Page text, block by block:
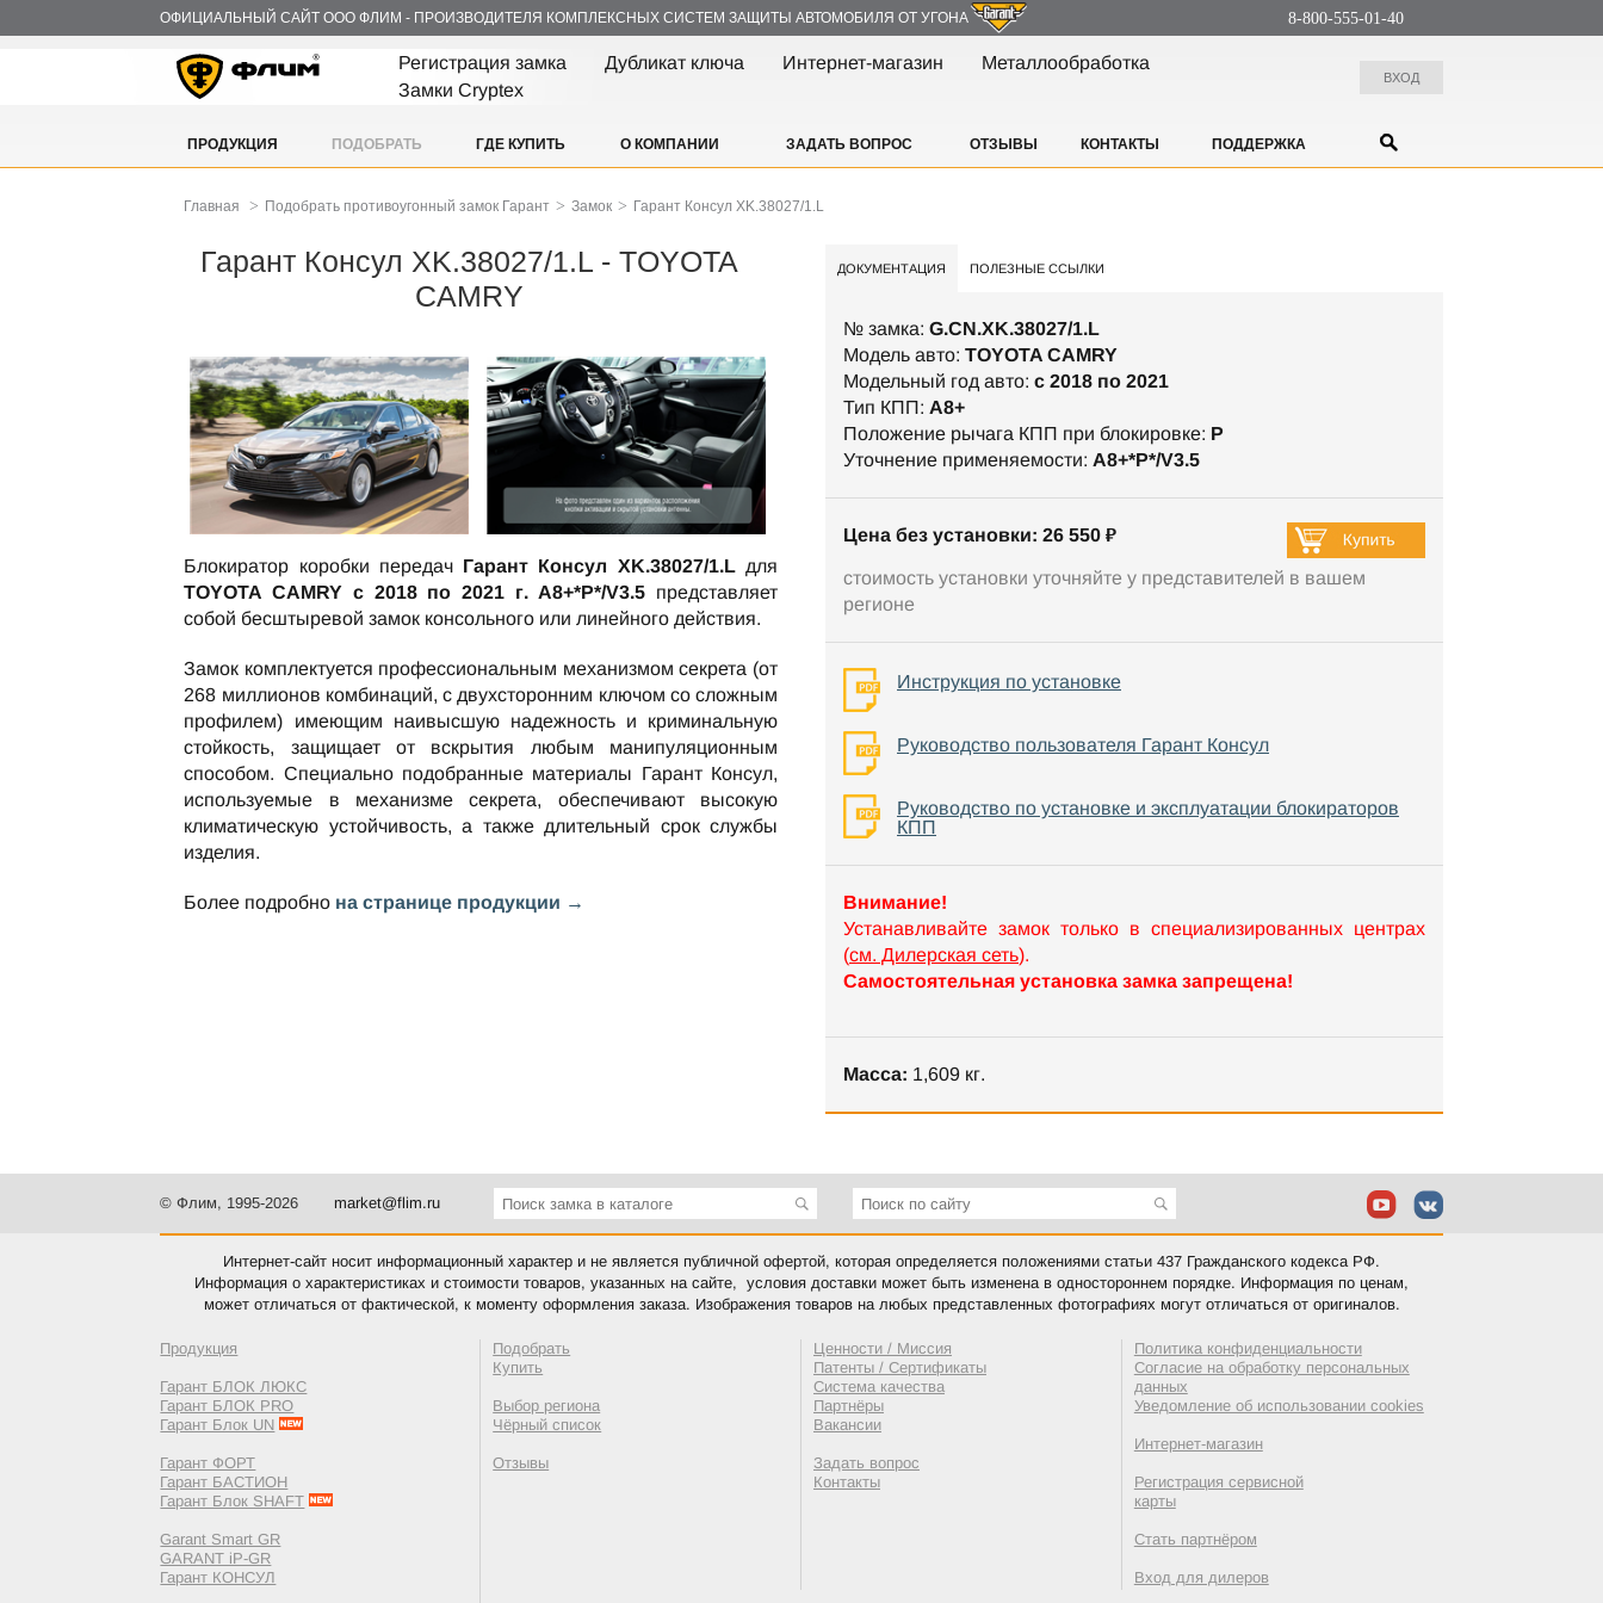
ОФИЦИАЛЬНЫЙ САЙТ ООО ФЛИМ - ПРОИЗВОДИТЕЛЯ КОМПЛЕКСНЫХ СИСТЕМ ЗАЩИТЫ АВТОМОБИЛЯ ОТ УГОНА 8-800-555-01-40
Регистрация замка Дубликат ключа Интернет-магазин
Металлообработка
Замки Cryptex
ВХОД
ПРОДУКЦИЯ ПОДОБРАТЬ ГДЕ КУПИТЬ О КОМПАНИИ ЗАДАТЬ ВОПРОС ОТЗЫВЫ КОНТАКТЫ ПОДДЕРЖКА
Главная > Подобрать противоугонный замок Гарант > Замок > Гарант Консул XK.38027/1.L
Гарант Консул XK.38027/1.L - TOYOTA
CAMRY
Блокиратор коробки передач Гарант Консул XK.38027/1.Lдля
TOYOTA CAMRY c 2018 по 2021 г. A8+*P*/V3.5 представляет
собой бесштыревой замок консольного или линейного действия.
Замок комплектуется профессиональным механизмом секрета (от
268 миллионов комбинаций, с двухсторонним ключом со сложным
профилем) имеющим наивысшую надежность и криминальную
стойкость, защищает от вскрытия любым манипуляционным
способом. Специально подобранные материалы Гарант Консул,
используемые в механизме секрета, обеспечивают высокую
климатическую устойчивость, а также длительный срок службы
изделия.
Более подробно на странице продукции →
ДОКУМЕНТАЦИЯ ПОЛЕЗНЫЕ ССЫЛКИ
№ замка: G.CN.XK.38027/1.L
Модель авто: TOYOTA CAMRY
Модельный год авто: c 2018 по 2021
Тип КПП: A8+
Положение рычага КПП при блокировке: P
Уточнение применяемости: A8+*P*/V3.5
Цена без установки: 26 550 ₽
стоимость установки уточняйте у представителей в вашем
регионе
Инструкция по установке
Руководство пользователя Гарант Консул
Руководство по установке и эксплуатации блокираторов
КПП
Внимание!
Устанавливайте замок только в специализированных центрах
(см. Дилерская сеть).
Самостоятельная установка замка запрещена!
Масса: 1,609 кг.
© Флим, 1995-2026 market@flim.ru
Интернет-сайт носит информационный характер и не является публичной офертой, которая определяется положениями статьи 437 Гражданского кодекса РФ.
Информация о характеристиках и стоимости товаров, указанных на сайте, условия доставки может быть изменена в одностороннем порядке. Информация по ценам,
может отличаться от фактической, к моменту оформления заказа. Изображения товаров на любых представленных фотографиях могут отличаться от оригиналов.
Продукция
Гарант БЛОК ЛЮКС
Гарант БЛОК PRO
Гарант Блок UN
Гарант ФОРТ
Гарант БАСТИОН
Гарант Блок SHAFT
Garant Smart GR
GARANT iP-GR
Гарант КОНСУЛ
Подобрать
Купить
Выбор региона
Чёрный список
Отзывы
Ценности / Миссия
Патенты / Сертификаты
Система качества
Партнёры
Вакансии
Задать вопрос
Контакты
Политика конфиденциальности
Согласие на обработку персональных
данных
Уведомление об использовании cookies
Интернет-магазин
Регистрация сервисной
карты
Стать партнёром
Вход для дилеров